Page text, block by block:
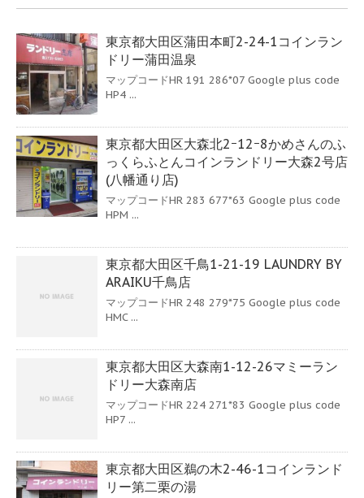
東京都大田区蒲田本町2-24-1コインラン
ドリー蒲田温泉
マップコードHR 191 286*07 Google plus code
HP4 ...
東京都大田区大森北2ｰ12ｰ8かめさんのふ
っくらふとんコインランドリー大森2号店
(八幡通り店)
マップコードHR 283 677*63 Google plus code
HPM ...
東京都大田区千鳥1-21-19 LAUNDRY BY
ARAIKU千鳥店
マップコードHR 248 279*75 Google plus code
HMC ...
東京都大田区大森南1-12-26マミーラン
ドリー大森南店
マップコードHR 224 271*83 Google plus code
HP7 ...
東京都大田区鵜の木2-46-1コインランド
リー第二栗の湯